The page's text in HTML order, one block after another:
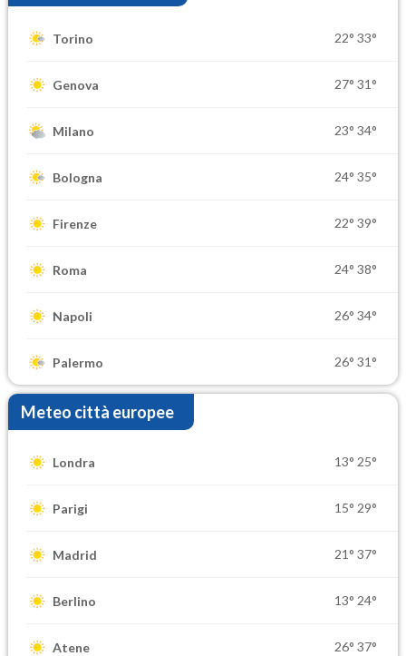
Torino 22° 33°
Genova 27° 31°
Milano 23° 34°
Bologna 24° 35°
Firenze 22° 39°
Roma 24° 38°
Napoli 26° 34°
Palermo 26° 31°
Meteo città europee
Londra 13° 25°
Parigi 15° 29°
Madrid 21° 37°
Berlino 13° 24°
Atene 26° 37°